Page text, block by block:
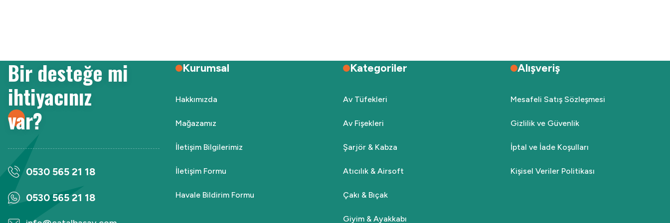
Bu ürüne benzer farklı alternatifler olmalı.
Bir desteğe mi
ihtiyacınız
var?
0530 565 21 18
0530 565 21 18
Kurumsal
Hakkımızda
Mağazamız
İletişim Bilgilerimiz
İletişim Formu
Havale Bildirim Formu
Kategoriler
Av Tüfekleri
Av Fişekleri
Şarjör & Kabza
Atıcılık & Airsoft
Çakı & Bıçak
Giyim & Ayakkabı
Alışveriş
Mesafeli Satış Sözleşmesi
Gizlilik ve Güvenlik
İptal ve İade Koşulları
Kişisel Veriler Politikası